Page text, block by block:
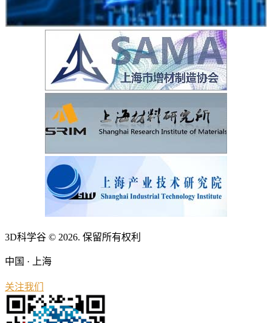
3D科学谷 © 2026. 保留所有权利
中国 · 上海
关注我们